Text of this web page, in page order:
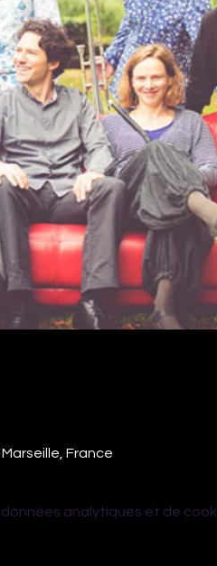
France
analytiques et de